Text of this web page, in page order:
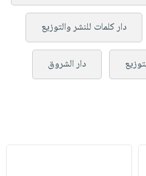
دار كلمات للنشر والتوزيع
دار الشروق